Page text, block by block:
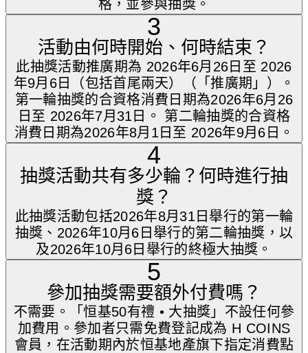
格，並參與抽獎。
3
活動由何時開始、何時結束？
此抽獎活動推廣期為 2026年6月26日至 2026
年9月6日（包括首尾兩天）（「推廣期」）。
第一輪抽獎的合資格消費日期為2026年6月26
日至 2026年7月31日。 第二輪抽獎的合資格
消費日期為2026年8月1日至 2026年9月6日。
4
抽獎活動共有多少輪？何時進行抽
獎？
此抽獎活動包括2026年8月31日舉行的第一輪
抽獎、2026年10月6日舉行的第二輪抽獎，以
及2026年10月6日舉行的終極大抽獎。
5
參加抽獎需要額外付費嗎？
不需要。「恒基50有禮 • 大抽獎」不設任何參
加費用。參加者只需免費登記成為 H COINS
會員，在活動期內於恒基地產旗下指定消費點